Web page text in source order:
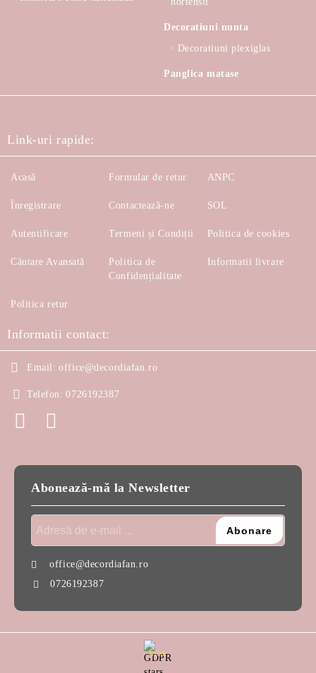
Decoratiuni nunta
Decoratiuni plexiglas
Panglica matase
Link-uri rapide:
Acasă
Înregistrare
Autentificare
Căutare Avansată
Formular de retur
Contactează-ne
Termeni și Condiții
Politica de
Confidențialitate
ANPC
SOL
Politica de cookies
Informatii livrare
Politica retur
Informatii contact:
Email: office@decordiafan.ro
Telefon: 0726192387
Abonează-mă la Newsletter
office@decordiafan.ro
0726192387
GDPR